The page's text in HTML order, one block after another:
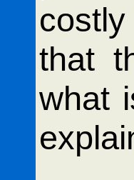
that
what